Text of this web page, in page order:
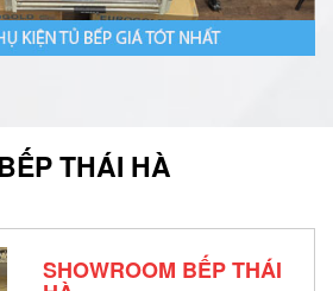
THÁI HÀ
SHOWROOM BẾP THÁI